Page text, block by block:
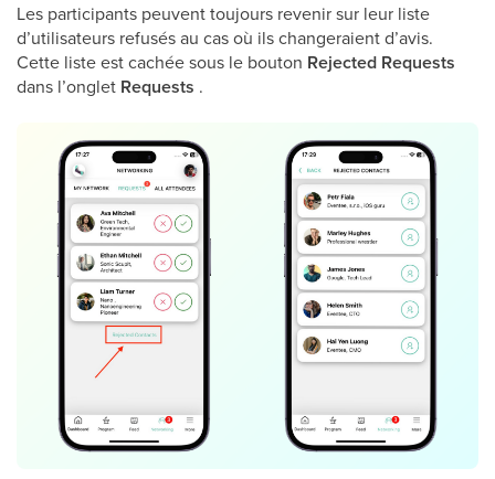
Les participants peuvent toujours revenir sur leur liste
d’utilisateurs refusés au cas où ils changeraient d’avis.
Cette liste est cachée sous le bouton Rejected Requests
dans l’onglet Requests .